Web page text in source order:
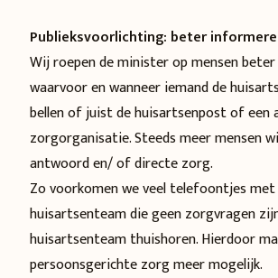
Publieksvoorlichting: beter
Wij roepen de minister op mensen
waarvoor en wanneer iemand de
bellen of juist de huisartsenpost of een
zorgorganisatie. Steeds meer mensen
antwoord en/ of directe zorg.
Zo voorkomen we veel telefoontjes
huisartsenteam die geen zorgvragen
huisartsenteam thuishoren. Hierdoor
persoonsgerichte zorg meer mogelijk.